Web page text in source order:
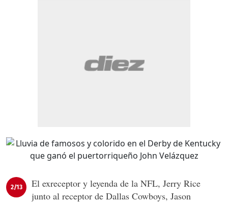
2/13
El exreceptor y leyenda de la NFL, Jerry Rice
junto al receptor de Dallas Cowboys, Jason